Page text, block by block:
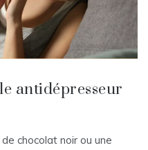
antidépresseur
chocolat noir ou une